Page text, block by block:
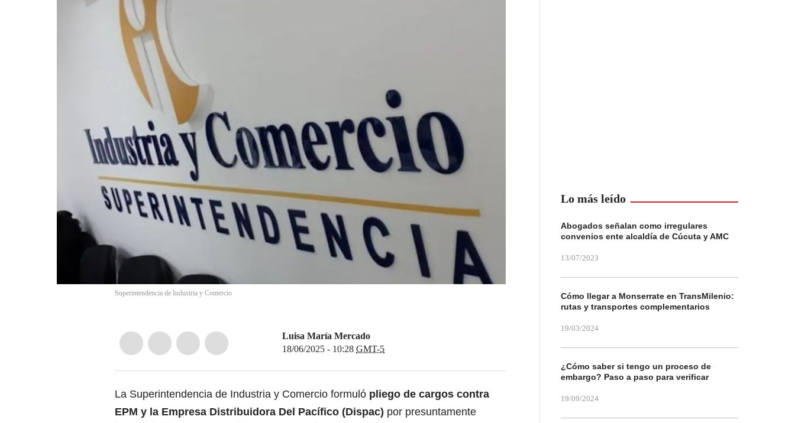
Superintendencia de Industria y Comercio
Luisa María Mercado
18/06/2025 - 10:28 GMT-5
La Superintendencia de Industria y Comercio formuló pliego de cargos contra
EPM y la Empresa Distribuidora Del Pacífico (Dispac) por presuntamente
Lo más leído
Abogados señalan como irregulares
convenios ente alcaldía de Cúcuta y AMC
13/07/2023
Cómo llegar a Monserrate en TransMilenio:
rutas y transportes complementarios
19/03/2024
¿Cómo saber si tengo un proceso de
embargo? Paso a paso para verificar
19/09/2024